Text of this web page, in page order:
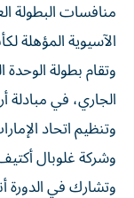
منافسات البطولة
الآسيوية المؤهلة لكأس آسيا 2025، في
الجاري، في
وتنظيم اتحاد
وشركة غلوبال
وتشارك في الدورة